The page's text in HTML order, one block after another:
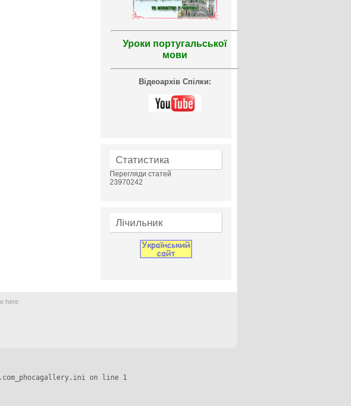
Уроки португальської
мови
Відеоархів Спілки:
Статистика
Перегляди статей
23970242
Лічильник
here
on line 1